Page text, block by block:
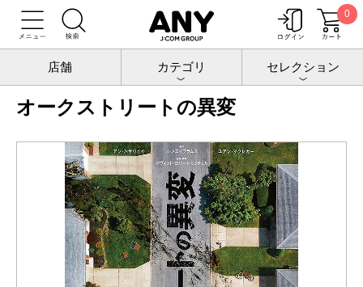
0
店舗 カテゴリ セレクション
トップ チケットポート 映画 オークストリートの異変
オークストリートの異変